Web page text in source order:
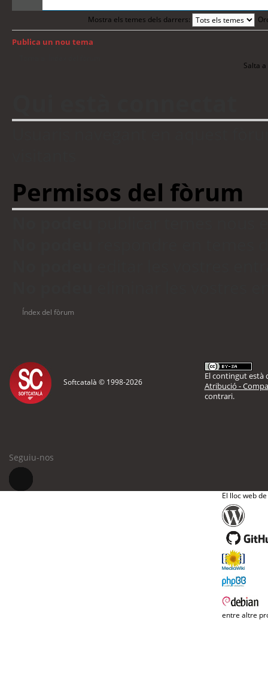
Mostra els temes dels darrers:
Publica un nou tema
Salta a
Permisos del fòrum
Índex del fòrum
Softcatalà © 1998-2026
El contingut està
Atribució -
contrari.
Seguiu-nos
El lloc web
entre altre